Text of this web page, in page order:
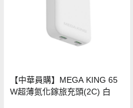
【中華員購】MEGA KING 65
W超薄氮化鎵旅充頭(2C) 白